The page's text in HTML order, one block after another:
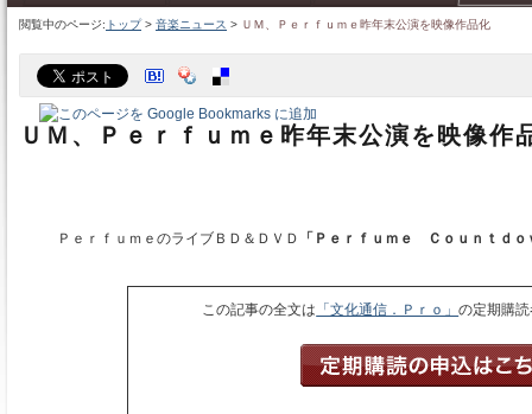
閲覧中のページ: トップ> 音楽ニュース > ＵＭ、Ｐｅｒｆｕｍｅ昨年末公演を映像作品化
ＵＭ、Ｐｅｒｆｕｍｅ昨年末公演を映像作
ＰｅｒｆｕｍｅのライブＢＤ＆ＤＶＤ 「Ｐｅｒｆｕｍｅ Ｃｏｕｎｔｄ
この記事の全文は 「文化通信．Ｐｒｏ」の定期購